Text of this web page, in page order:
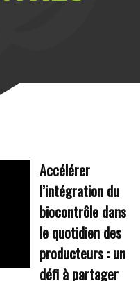
Accélérer
l’intégration du
biocontrôle dans
le quotidien des
producteurs : un
défi à partager